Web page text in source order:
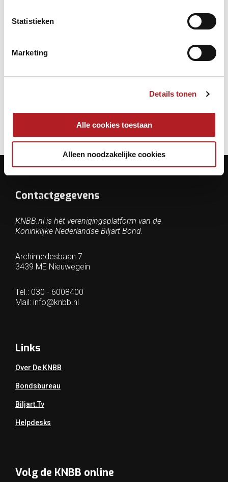
Statistieken
Marketing
Details tonen
Alle cookies toestaan
Alleen noodzakelijke cookies
Contactgegevens
KNBB.nl is hèt verenigingsplatform van de
Koninklijke Nederlandse Biljart Bond.
Archimedesbaan 7
3439 ME Nieuwegein
Tel.: 030 - 6008400
Mail: info@knbb.nl
Links
Over De KNBB
Bondsbureau
Biljart.tv
Helpdesks
Volg de KNBB online